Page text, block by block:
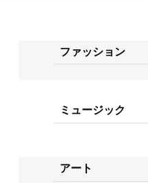
ファッション
ミュージック
アート